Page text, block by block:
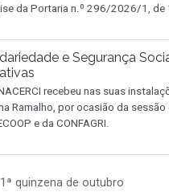
da Portaria n.º 296/2026/1, de
e Segurança
recebeu nas suas
Ramalho, por ocasião da
e da CONFAGRI.
quinzena de outubro